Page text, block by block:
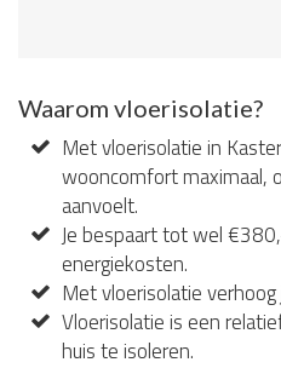
Waarom vloerisolatie?
Met vloerisolatie in
wooncomfort maximaal,
aanvoelt.
Je bespaart tot wel
energiekosten.
Met vloerisolatie
Vloerisolatie is een
huis te isoleren.